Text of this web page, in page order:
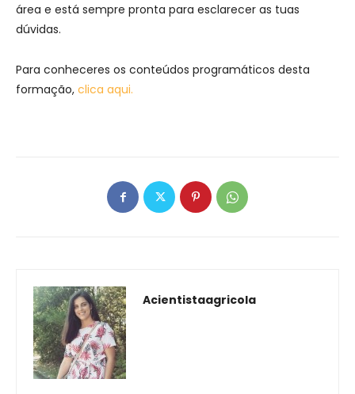
área e está sempre pronta para esclarecer as tuas
dúvidas.
Para conheceres os conteúdos programáticos desta
formação, clica aqui.
Acientistaagricola